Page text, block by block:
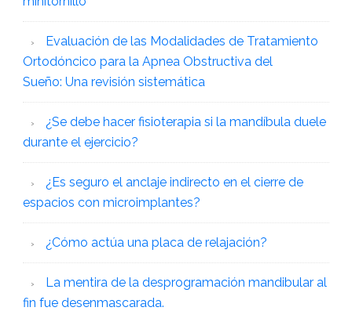
Evaluación de las Modalidades de Tratamiento
Ortodóncico para la Apnea Obstructiva del
Sueño: Una revisión sistemática
¿Se debe hacer fisioterapia si la mandíbula duele
durante el ejercicio?
¿Es seguro el anclaje indirecto en el cierre de
espacios con microimplantes?
¿Cómo actúa una placa de relajación?
La mentira de la desprogramación mandibular al
fin fue desenmascarada.